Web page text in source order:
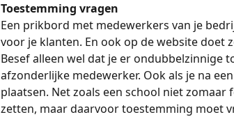
Toestemming vragen
Een prikbord met medewerkers van je
voor je klanten. En ook op de website doet
Besef alleen wel dat je er ondubbelzinnige
afzonderlijke medewerker. Ook als je na
plaatsen. Net zoals een school niet zomaar
zetten, maar daarvoor toestemming moet